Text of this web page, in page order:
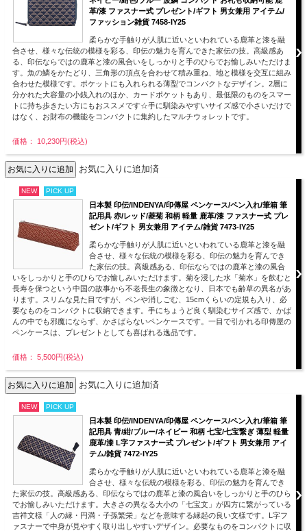
革/漆 ファスナー式 プレゼント/ギフト 男女兼用 アイテム/
ファッション雑貨 7458-IY25
柔らかな手触りが人肌に近いといわれている鹿革と漆を融
合させ、様々な伝統の模様を彩る、印伝の魅力を育んできた家伝の技。高級感あ
る、印伝ならではの鹿革と漆の風合いをしっかりと手のひらでお愉しみいただけま
す。魚の鱗をかたどり、三角形の頂点を合わせて積み重ね、地と模様を交互に組み
合わせた模様です。ポケットにも入れられる薄型でコンパクトなデザイン。2層に
分かれた大容量の小銭入れのほか、カードポケットもあり、最低限のものをスマー
トに持ち歩きたい方にもおススメです☆手に馴染みやすいサイズ感で小さいだけで
はなく、お財布の機能をコンパクトに集約したマルチウォレットです。
価格： 10,230円(税込)
お気に入りに追加済
NEW PICK UP
日本製 印伝/INDENYA/印傳屋 ペンケース/ペン入れ/筆箱 筆
記用具 赤/レッド/菱菊 和柄 軽量 鹿革/漆 ファスナー式 プレ
ゼント/ギフト 男女兼用 アイテム/雑貨 7473-IY25
柔らかな手触りが人肌に近いといわれている鹿革と漆を融
合させ、様々な伝統の模様を彩る、印伝の魅力を育んでき
た家伝の技。高級感ある、印伝ならではの鹿革と漆の風合
いをしっかりと手のひらでお愉しみいただけます。菊を浸した水「菊水」を飲むと
長寿を保つという中国の故事から不老長生の象徴となり、日本でも齢草の異名があ
ります。スリムな見た目ですが、ペンや消しごむ、15cmくらいの定規も入り、必
要なものをコンパクトに収納できます。手にちょうど良く馴染むサイズ感で、かば
んの中でも邪魔にならず、かさばらないペンケースです。一目で引かれる印傳屋の
ペンケースは、プレゼントとしても喜ばれる逸品です。
価格： 5,500円(税込)
お気に入りに追加済
NEW PICK UP
日本製 印伝/INDENYA/印傳屋 ペンケース/ペン入れ/筆箱 筆
記用具 青/紺/ブルー/ネイビー 和柄 七宝/七宝繋ぎ 薄型 軽量
鹿革/漆 L字ファスナー式 プレゼント/ギフト 男女兼用 アイ
テム/雑貨 7472-IY25
柔らかな手触りが人肌に近いといわれている鹿革と漆を融
合させ、様々な伝統の模様を彩る、印伝の魅力を育んでき
た家伝の技。高級感ある、印伝ならではの鹿革と漆の風合いをしっかりと手のひら
でお愉しみいただけます。大きさの異なる大小の「七宝文」が四方に繋がっている
吉祥文様「人の縁・円満・子孫繁栄」などを意味する縁起の良い文様です。L字フ
ァスナーで中身が見やすく取り出しやすいデザイン。必要なものをコンパクトに収